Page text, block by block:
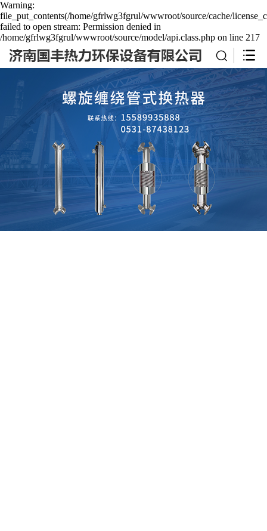
Warning:
file_put_contents(/home/gfrlwg3fgrul/wwwroot/source/cache/
failed to open stream: Permission denied in
/home/gfrlwg3fgrul/wwwroot/source/model/api.class.php on line 217